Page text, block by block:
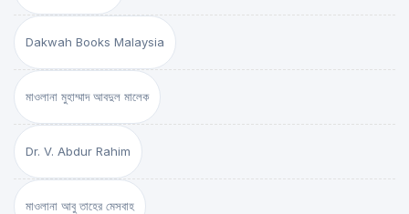
Dakwah Books Malaysia
মাওলানা মুহাম্মাদ আবদুল মালেক
Dr. V. Abdur Rahim
মাওলানা আবু তাহের মেসবাহ